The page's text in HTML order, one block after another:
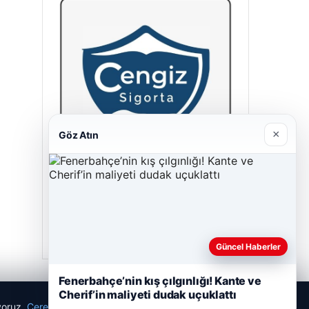
Çerez Politikamız
Göz Atın ×
Güncel Haberler
Fenerbahçe’nin kış çılgınlığı! Kante ve
Cherif’in maliyeti dudak uçuklattı